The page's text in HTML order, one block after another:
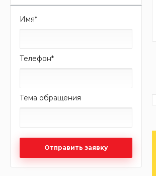
Имя*
Телефон*
Тема обращения
Отправить заявку